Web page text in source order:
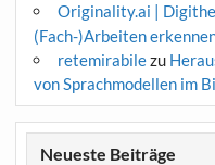
Originality.ai |
(Fach-)Arbeiten
retemirabilezu
von Sprachmodellen im
Neueste Beiträge